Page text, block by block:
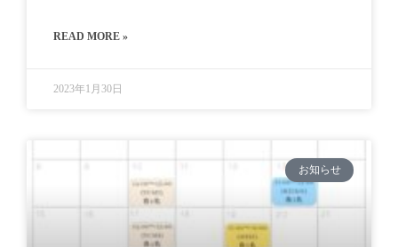
READ MORE »
2023年1月30日
お知らせ